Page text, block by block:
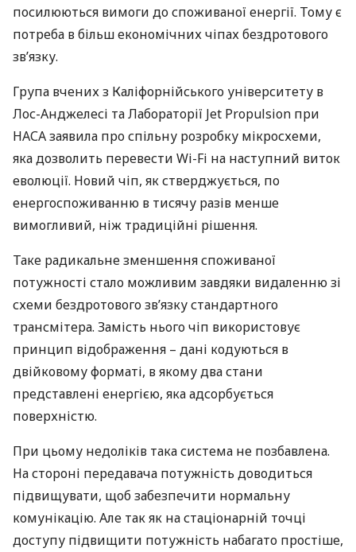
посилюються вимоги до споживаної енергії. Тому є
потреба в більш економічних чіпах бездротового
зв’язку.
Група вчених з Каліфорнійського університету в
Лос-Анджелесі та Лабораторії Jet Propulsion при
НАСАзаявила про спільну розробку мікросхеми,
яка дозволить перевести Wi-Fi на наступний виток
еволюції. Новий чіп, як стверджується, по
енергоспоживанню в тисячу разів менше
вимогливий, ніж традиційні рішення.
Таке радикальне зменшення споживаної
потужності стало можливим завдяки видаленню зі
схеми бездротового зв’язку стандартного
трансмітера. Замість нього чіп використовує
принцип відображення – дані кодуються в
двійковому форматі, в якому два стани
представлені енергією, яка адсорбується
поверхністю.
При цьому недоліків така система не позбавлена.
На стороні передавача потужність доводиться
підвищувати, щоб забезпечити нормальну
комунікацію. Але так як на стаціонарній точці
доступу підвищити потужність набагато простіше,